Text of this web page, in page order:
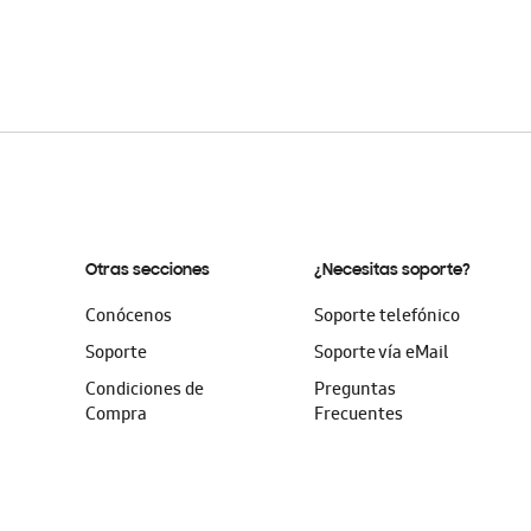
Otras secciones
Conócenos
Soporte
Condiciones de
Compra
¿Necesitas soporte?
Soporte telefónico
Soporte vía eMail
Preguntas
Frecuentes